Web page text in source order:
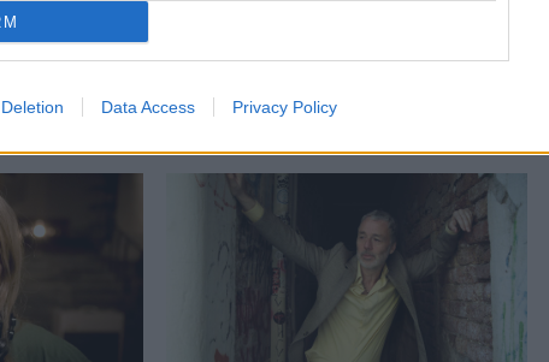
Data Access Privacy Policy
Δείτε επίσης